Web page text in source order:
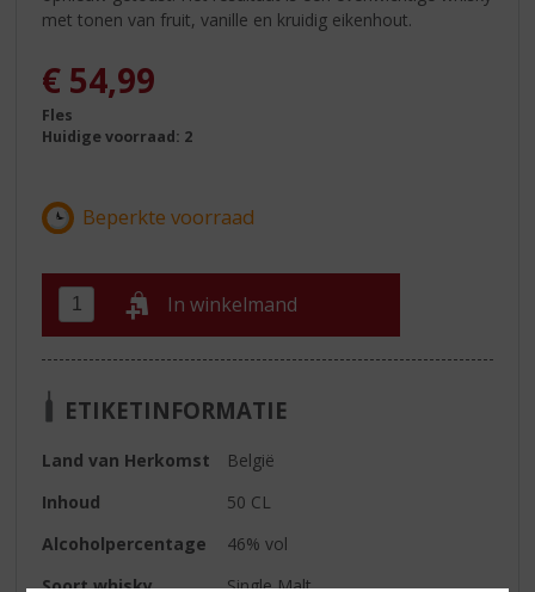
met tonen van fruit, vanille en kruidig eikenhout.
€ 54,99
Fles
Huidige voorraad: 2
In winkelmand
ETIKETINFORMATIE
Land van Herkomst
België
Inhoud
50 CL
Alcoholpercentage
46% vol
Soort whisky
Single Malt